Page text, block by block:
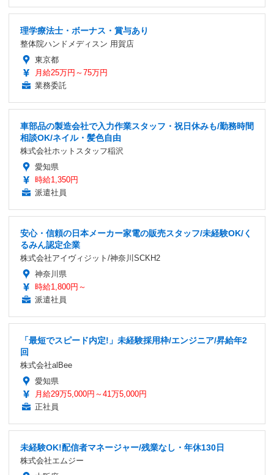
理学療法士・ボーナス・賞与あり
整体院ハンドメディスン 用賀店
東京都
月給25万円～75万円
業務委託
車部品の製造会社で入力作業スタッフ・祝日休みも/勤務時間
相談OK/ネイル・髪色自由
株式会社ホットスタッフ稲沢
愛知県
時給1,350円
派遣社員
安心・信頼の日本メーカー家電の販売スタッフ/未経験OK/く
るみん認定企業
株式会社アイヴィジット/神奈川SCKH2
神奈川県
時給1,800円～
派遣社員
「最短でスピード内定!」未経験採用枠/エンジニア/昇給年2
回
株式会社alBee
愛知県
月給29万5,000円～41万5,000円
正社員
未経験OK!配信者マネージャー/残業なし・年休130日
株式会社エムジー